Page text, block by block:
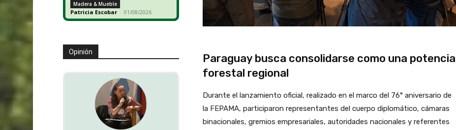
Madera & Mueble
Patricia Escobar - 01/08/2026
Opinión
Paraguay busca consolidarse como una potencia
forestal regional
Durante el lanzamiento oficial, realizado en el marco del 76° aniversario de
la FEPAMA, participaron representantes del cuerpo diplomático, cámaras
binacionales, gremios empresariales, autoridades nacionales y referentes